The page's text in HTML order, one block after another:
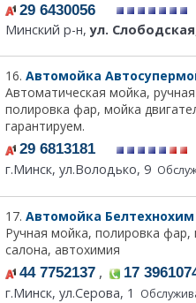
29 6430056
Минский р-н,ул. Слободская
16. Автомойка
Автоматическая мойка,
полировка фар, мойка
гарантируем.
29 6813181
г.Минск, ул.Володько, 9
17. Автомойка Белтехнохим
Ручная мойка, полировка фар,
салона, автохимия
44 7752137 ,
17
г.Минск, ул.Серова, 1